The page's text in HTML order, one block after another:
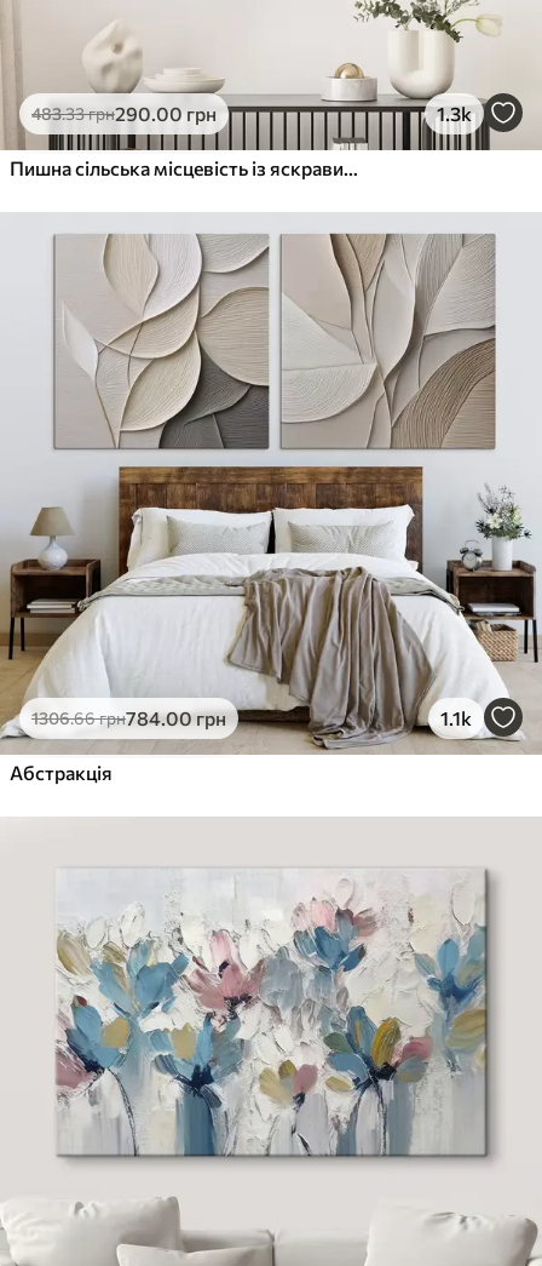
483.33грн290.00 грн 1.3k
Пишна сільська місцевість із яскравим лугом диких квітів, наповненим різнокольоровими квітами під хмарним небом
1306.66грн784.00грн 1.1k
Абстракція